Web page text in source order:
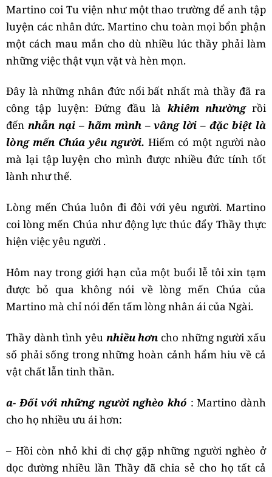
Martino coi Tu viện như một thao trường để anh tập
luyện các nhân đức. Martino chu toàn mọi bổn phận
một cách mau mắn cho dù nhiều lúc thầy phải làm
những việc thật vụn vặt và hèn mọn.
Đây là những nhân đức nổi bất nhất mà thầy đã ra
công tập luyện: Đứng đầu là khiêm nhườngrồi
đến nhẫn nại– hãm mình–vâng lời –đặc biệt là
lòng mến Chúa yêu người. Hiếm có một người nào
mà lại tập luyện cho mình được nhiều đức tính tốt
lành như thế.
Lòng mến Chúa luôn đi đôi với yêu người. Martino
coi lòng mến Chúa như động lực thúc đẩy Thầy thực
hiện việc yêu người .
Hôm nay trong giới hạn của một buổi lễ tôi xin tạm
được bỏ qua không nói về lòng mến Chúa của
Martino mà chỉ nói đến tấm lòng nhân ái của Ngài.
Thầy dành tình yêu nhiều hơn cho những người xấu
số phải sống trong những hoàn cảnh hẩm hiu về cả
vật chất lẫn tinh thần.
a- Đối với những người nghèo khó : Martino dành
cho họ nhiều ưu ái hơn:
– Hồi còn nhỏ khi đi chợ gặp những người nghèo ở
dọc đường nhiều lần Thầy đã chia sẻ cho họ tất cả